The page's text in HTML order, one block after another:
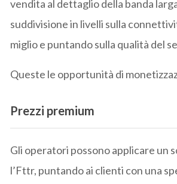
vendita al dettaglio della banda
suddivisione in livelli sulla
miglio e puntando sulla qualità del
Queste le opportunità di
Prezzi premium
Gli operatori possono applicare un
l’Fttr, puntando ai clienti con una